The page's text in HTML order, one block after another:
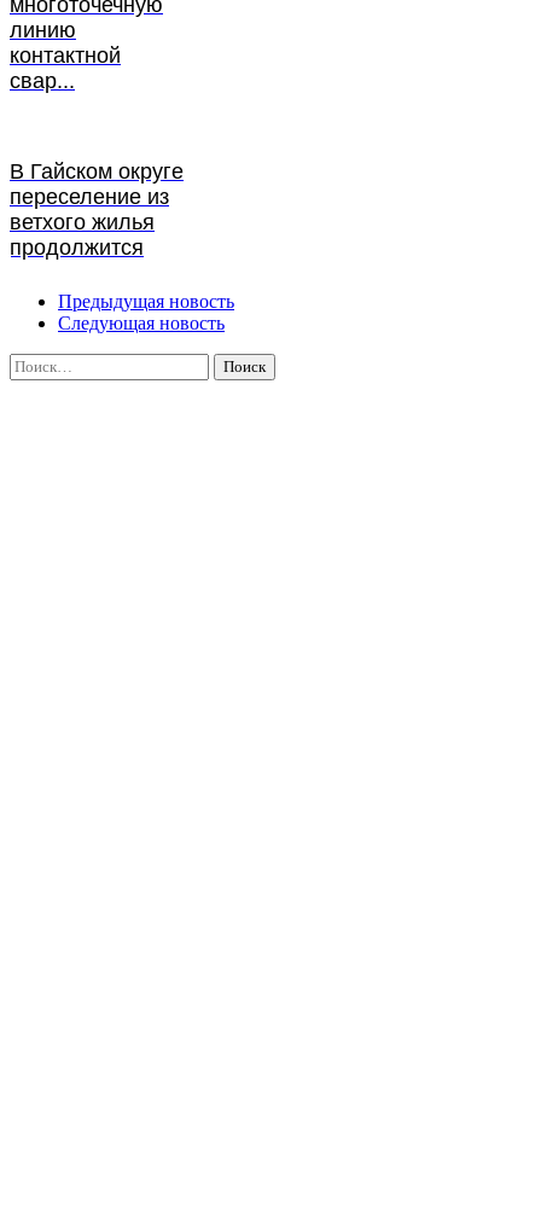
линию
контактной
свар...
В Гайском округе
переселение из
ветхого жилья
продолжится
Предыдущая новость
Следующая новость
Найти: